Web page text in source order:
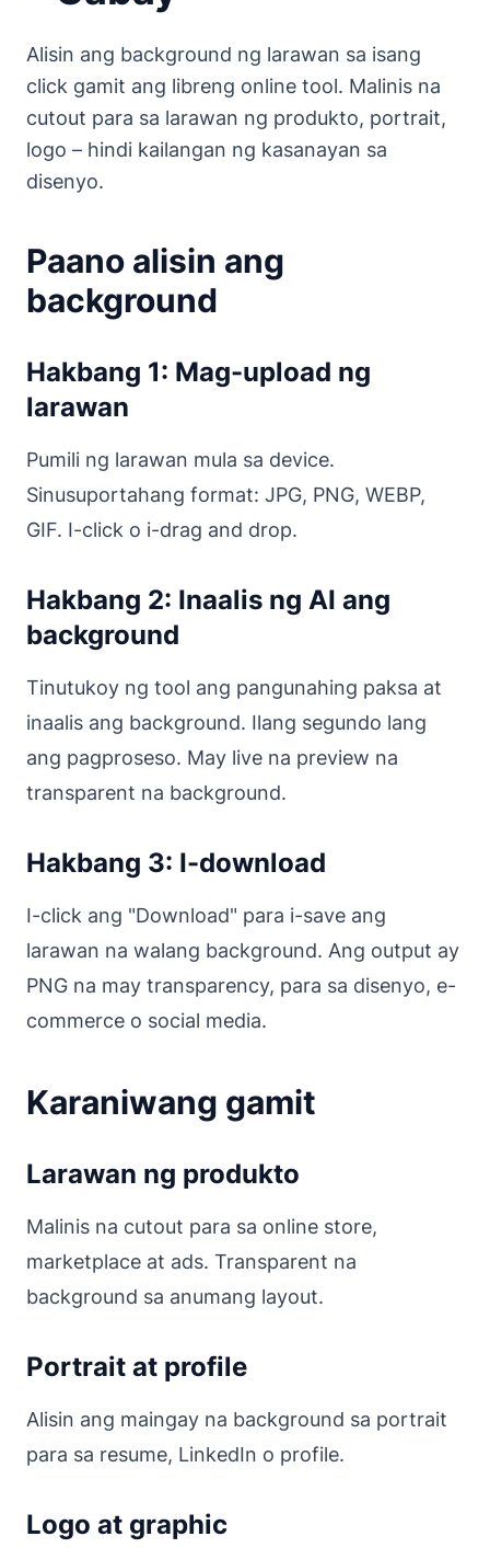
Alisin ang background ng larawan sa isang
click gamit ang libreng online tool. Malinis na
cutout para sa larawan ng produkto, portrait,
logo – hindi kailangan ng kasanayan sa
disenyo.
Paano alisin ang
background
Hakbang 1: Mag-upload ng
larawan
Pumili ng larawan mula sa device.
Sinusuportahang format: JPG, PNG, WEBP,
GIF. I-click o i-drag and drop.
Hakbang 2: Inaalis ng AI ang
background
Tinutukoy ng tool ang pangunahing paksa at
inaalis ang background. Ilang segundo lang
ang pagproseso. May live na preview na
transparent na background.
Hakbang 3: I-download
I-click ang "Download" para i-save ang
larawan na walang background. Ang output ay
PNG na may transparency, para sa disenyo, e-
commerce o social media.
Karaniwang gamit
Larawan ng produkto
Malinis na cutout para sa online store,
marketplace at ads. Transparent na
background sa anumang layout.
Portrait at profile
Alisin ang maingay na background sa portrait
para sa resume, LinkedIn o profile.
Logo at graphic